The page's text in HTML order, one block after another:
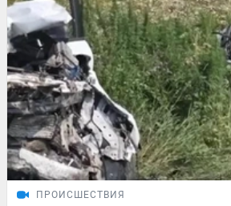
ПРОИСШЕСТВИЯ